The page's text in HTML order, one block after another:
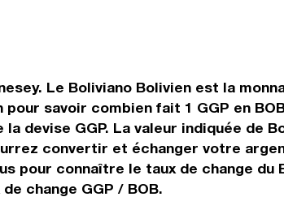
Le Boliviano Bolivien est la
savoir combien fait 1 GGP en
devise GGP. La valeur indiquée de
convertir et échanger votre
pour connaître le taux de change du
change GGP / BOB.